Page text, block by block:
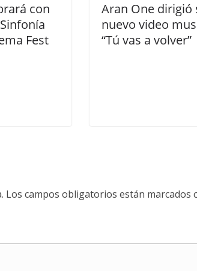
con
Fest
Aran One dirigió
nuevo video
“Tú vas a volver”
Los campos obligatorios están marcados